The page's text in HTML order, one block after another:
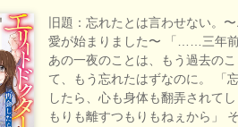
に剃毛ぷれいがありますので苦
告ありがとうございます！大変
一旦完結後は各エピソード追加
予約投稿します 予告なしでＲシ
（一旦完結48話
旧題：忘れたとは言わせない。
愛が始まりました〜 「……三年
あの一夜のことは、もう過去の
て、もう忘れたはずなのに。 「
したら、心も身体も翻弄されて
もりも離すつもりもねぇから」